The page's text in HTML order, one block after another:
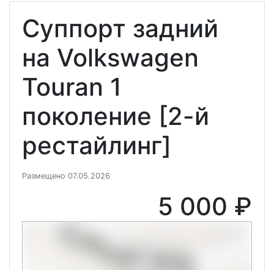
Суппорт задний
на Volkswagen
Touran 1
поколение [2-й
рестайлинг]
Размещено 07.05.2026
5 000 ₽